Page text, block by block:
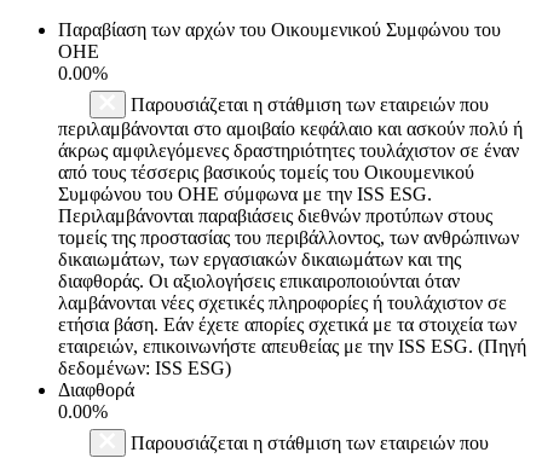
Παραβίαση των αρχών του Οικουμενικού Συμφώνου του
ΟΗΕ
0.00%
Παρουσιάζεται η στάθμιση των εταιρειών που
περιλαμβάνονται στο αμοιβαίο κεφάλαιο και ασκούν πολύ ή
άκρως αμφιλεγόμενες δραστηριότητες τουλάχιστον σε έναν
από τους τέσσερις βασικούς τομείς του Οικουμενικού
Συμφώνου του ΟΗΕ σύμφωνα με την ISS ESG.
Περιλαμβάνονται παραβιάσεις διεθνών προτύπων στους
τομείς της προστασίας του περιβάλλοντος, των ανθρώπινων
δικαιωμάτων, των εργασιακών δικαιωμάτων και της
διαφθοράς. Οι αξιολογήσεις επικαιροποιούνται όταν
λαμβάνονται νέες σχετικές πληροφορίες ή τουλάχιστον σε
ετήσια βάση. Εάν έχετε απορίες σχετικά με τα στοιχεία των
εταιρειών, επικοινωνήστε απευθείας με την ISS ESG. (Πηγή
δεδομένων: ISS ESG)
Διαφθορά
0.00%
Παρουσιάζεται η στάθμιση των εταιρειών που